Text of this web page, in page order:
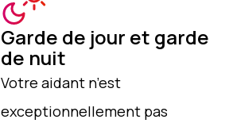
Garde de jour et garde
de nuit
Votre aidant n’est
exceptionnellement pas